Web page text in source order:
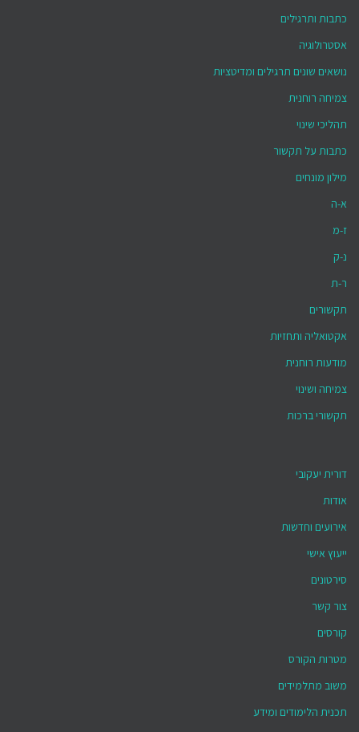
כתבות ותרגילים
אסטרולוגיה
נושאים שונים תרגילים ומדיטציות
צמיחה רוחנית
תהליכי שינוי
כתבות על תקשור
מילון מונחים
א-ה
ז-מ
נ-ק
ר-ת
תקשורים
אקטואליה ותחזיות
מודעות רוחנית
צמיחה ושינוי
תקשורי ברכות
דורית יעקובי
אודות
אירועים וחדשות
ייעוץ אישי
סירטונים
צור קשר
קורסים
מטרות הקורס
משוב מתלמידים
תכנית הלימודים ומידע